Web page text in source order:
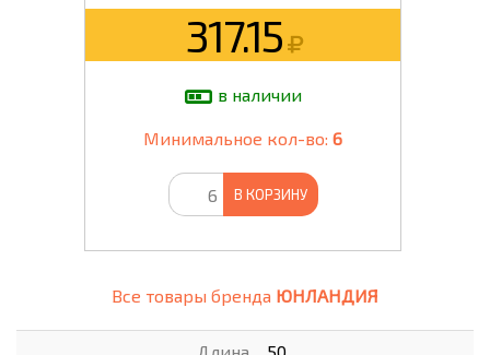
317.15
в наличии
Минимальное кол-во: 6
В КОРЗИНУ
Все товары бренда ЮНЛАНДИЯ